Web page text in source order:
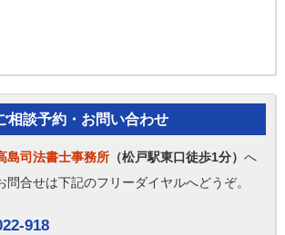
相談予約・お問い合わせ
島司法書士事務所 （松戸駅東口徒歩1分） へ
問合せは下記のフリーダイヤルへどうぞ。
918